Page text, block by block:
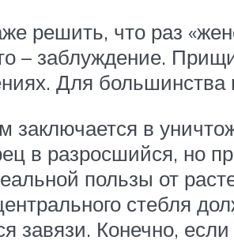
решить, что раз
– заблуждение.
Для
в
в разросшийся, но
пользы от
стебля
завязи. Конечно,